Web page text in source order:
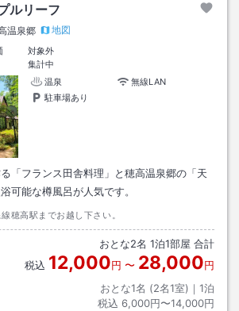
ルリーフ
温泉郷
地図
対象外
集計中
温泉
無線LAN
駐車場あり
「フランス田舎料理」と穂高温泉郷の「天
可能な樽風呂が人気です。
線穂高駅までお越し下さい。
おとな2名 1泊1部屋 合計
税込 12,000円 〜 28,000円
おとな1名 (2名1室)｜ 1泊
税込 6,000円〜14,000円